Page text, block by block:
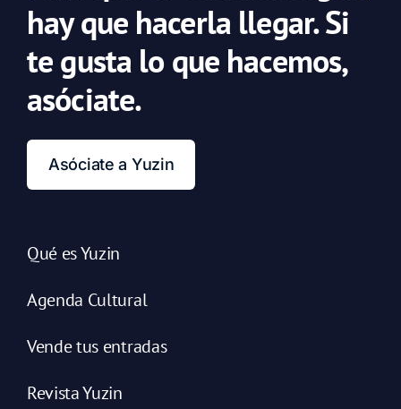
hay que hacerla llegar. Si
te gusta lo que hacemos,
asóciate.
Asóciate a Yuzin
Qué es Yuzin
Agenda Cultural
Vende tus entradas
Revista Yuzin